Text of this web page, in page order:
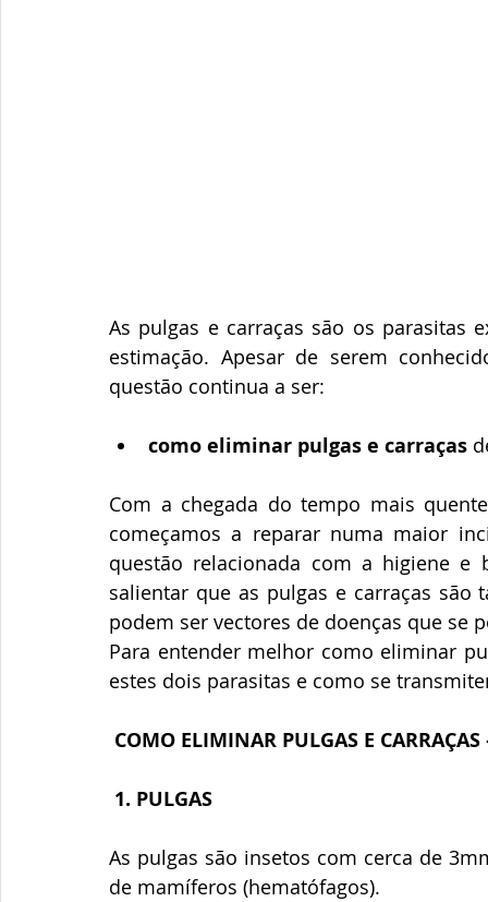
As pulgas e carraças são os parasitas
estimação. Apesar de serem
questão continua a ser:
como eliminar pulgas e carraças
Com a chegada do tempo mais
começamos a reparar numa maior
questão relacionada com a higiene e
salientar que as pulgas e carraças
podem ser vectores de doenças que se
Para entender melhor como eliminar
estes dois parasitas e como se
COMO ELIMINAR PULGAS E CARRAÇAS
1. PULGAS
As pulgas são insetos com cerca de
de mamíferos (hematófagos).